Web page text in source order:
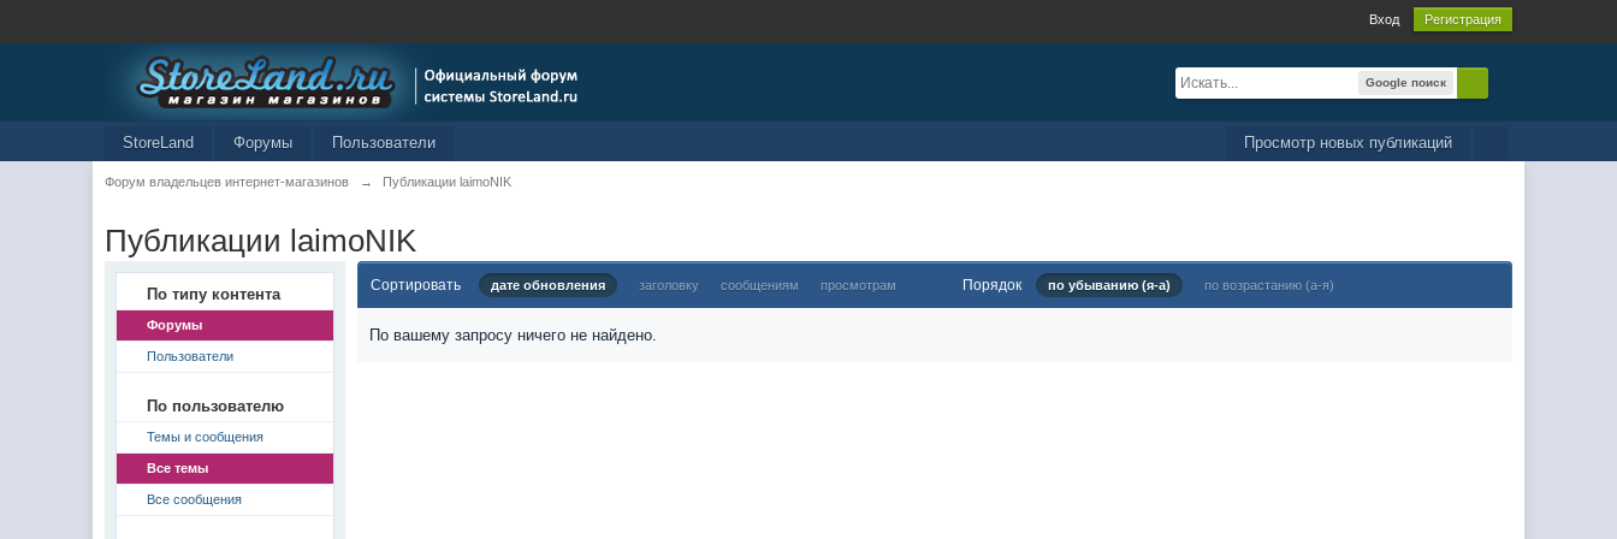
Вход Регистрация
Google поиск
Просмотр новых публикаций
StoreLand Форумы Пользователи
Форум владельцев интернет-магазинов → Публикации laimoNIK
Публикации laimoNIK
По типу контента
Форумы
Пользователи
По пользователю
Темы и сообщения
Все темы
Все сообщения
Сортировать дате обновления заголовку сообщениям просмотрам Порядок по убыванию (я-а) по возрастанию (а-я)
По вашему запросу ничего не найдено.